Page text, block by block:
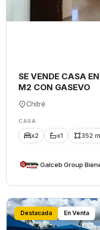
SE VENDE CASA
M2 CON GASEVO
Chitré
CASA
x2 x1 352
Destacada En Venta